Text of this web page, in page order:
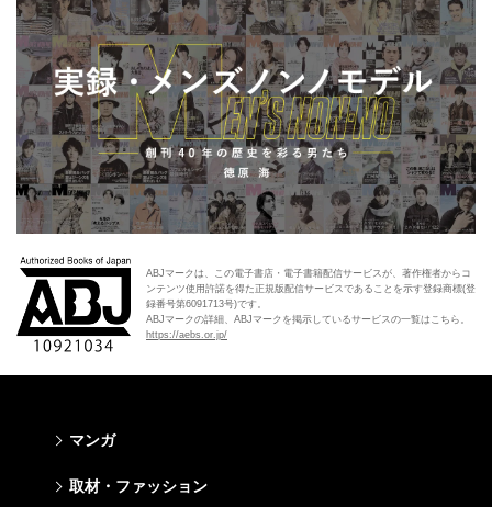
ABJマークは、この電子書店・電子書籍配信サービスが、著作権者からコ
ンテンツ使用許諾を得た正規版配信サービスであることを示す登録商標(登
録番号第6091713号)です。
ABJマークの詳細、ABJマークを掲示しているサービスの一覧はこちら。
https://aebs.or.jp/
マンガ
取材・ファッション